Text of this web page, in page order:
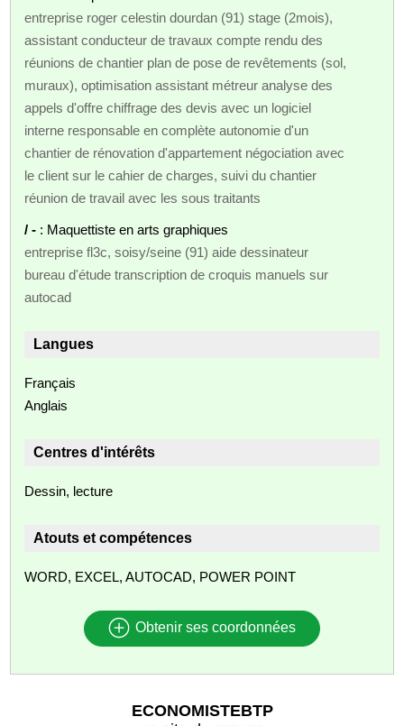
entreprise roger celestin dourdan (91) stage (2mois),
assistant conducteur de travaux compte rendu des
réunions de chantier plan de pose de revêtements (sol,
muraux), optimisation assistant métreur analyse des
appels d'offre chiffrage des devis avec un logiciel
interne responsable en complète autonomie d'un
chantier de rénovation d'appartement négociation avec
le client sur le cahier de charges, suivi du chantier
réunion de travail avec les sous traitants
/ - : Maquettiste en arts graphiques
entreprise fl3c, soisy/seine (91) aide dessinateur
bureau d'étude transcription de croquis manuels sur
autocad
Langues
Français
Anglais
Centres d'intérêts
Dessin, lecture
Atouts et compétences
WORD, EXCEL, AUTOCAD, POWER POINT
Obtenir ses coordonnées
ECONOMISTEBTP